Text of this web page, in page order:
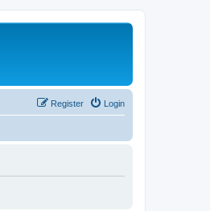
Login
Register